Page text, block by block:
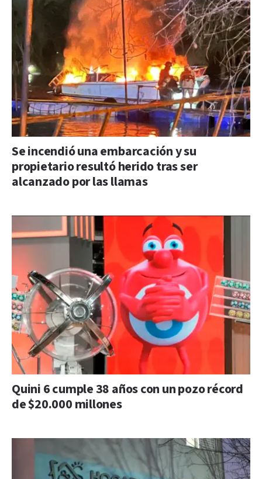
Se incendió una embarcación y su
propietario resultó herido tras ser
alcanzado por las llamas
Quini 6 cumple 38 años con un pozo récord
de $20.000 millones